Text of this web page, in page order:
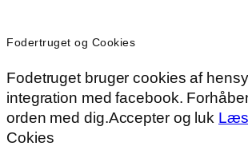
Fodertruget og Cookies
Fodetruget bruger cookies af
integration med facebook.
orden med dig.Accepter og luk
Cokies